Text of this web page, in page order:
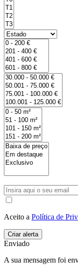
Aceito a Política de
Enviado
A sua mensagem foi